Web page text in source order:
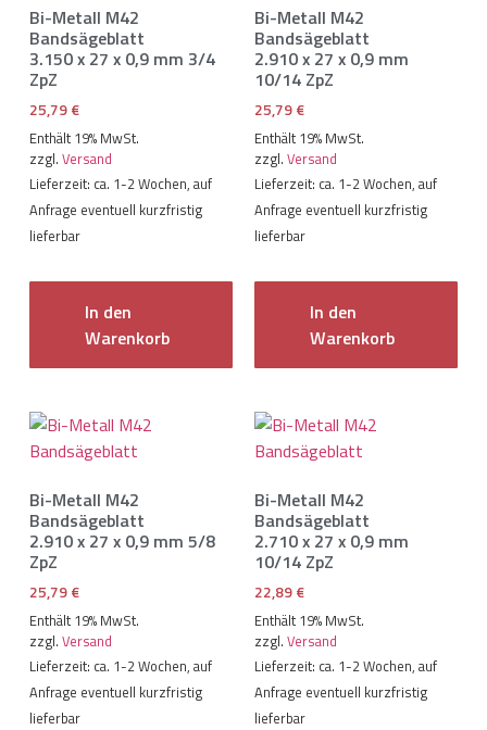
Bi-Metall M42
Bandsägeblatt
3.150 x 27 x 0,9 mm 3/4
ZpZ
25,79€
Enthält 19% MwSt.
zzgl. Versand
Lieferzeit: ca. 1-2 Wochen, auf
Anfrage eventuell kurzfristig
lieferbar
In den
Warenkorb
Bi-Metall M42
Bandsägeblatt
2.910 x 27 x 0,9 mm
10/14 ZpZ
25,79€
Enthält 19% MwSt.
zzgl. Versand
Lieferzeit: ca. 1-2 Wochen, auf
Anfrage eventuell kurzfristig
lieferbar
In den
Warenkorb
Bi-Metall M42
Bandsägeblatt
2.910 x 27 x 0,9 mm 5/8
ZpZ
25,79€
Enthält 19% MwSt.
zzgl. Versand
Lieferzeit: ca. 1-2 Wochen, auf
Anfrage eventuell kurzfristig
lieferbar
Bi-Metall M42
Bandsägeblatt
2.710 x 27 x 0,9 mm
10/14 ZpZ
22,89€
Enthält 19% MwSt.
zzgl. Versand
Lieferzeit: ca. 1-2 Wochen, auf
Anfrage eventuell kurzfristig
lieferbar